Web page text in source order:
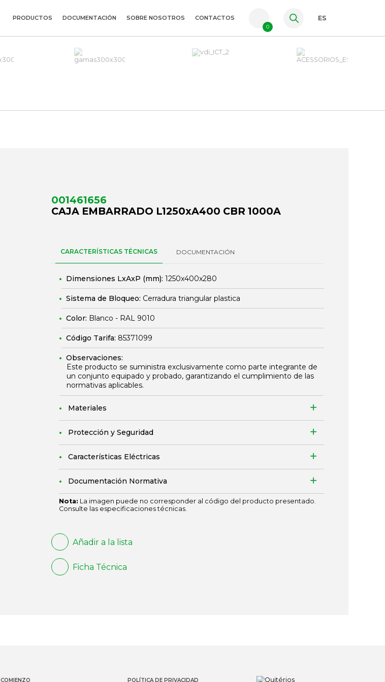
FR
PRODUCTOS DOCUMENTACIÓN SOBRE NOSOTROS CONTACTOS
0
ES
001461656
CAJA EMBARRADO L1250xA400 CBR 1000A
CARACTERÍSTICAS TÉCNICAS DOCUMENTACIÓN
Dimensiones LxAxP (mm): 1250x400x280
Sistema de Bloqueo: Cerradura triangular plastica
Color: Blanco - RAL 9010
Código Tarifa: 85371099
Observaciones:
Este producto se suministra exclusivamente como parte integrante de
un conjunto equipado y probado, garantizando el cumplimiento de las
normativas aplicables.
Materiales
Protección y Seguridad
Características Eléctricas
Documentación Normativa
Nota: La imagen puede no corresponder al código del producto presentado.
Consulte las especificaciones técnicas.
Añadir a la lista
Ficha Técnica
COMIENZO POLÍTICA DE PRIVACIDAD